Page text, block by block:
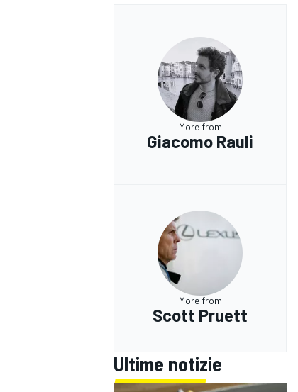
ENDURANCE/GT
More from
Giacomo Rauli
More from
Scott Pruett
Ultime notizie